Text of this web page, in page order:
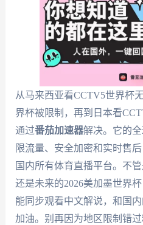
从马来西亚看CCTV5世界杯
界杯被限制，再到日本看
通过番茄加速器解决。它的
限流量、安全加密和实时售
国内所有体育直播平台。不
还是未来的2026美加墨世界
能同步观看中文解说，和国
加油。别再因为地区限制错